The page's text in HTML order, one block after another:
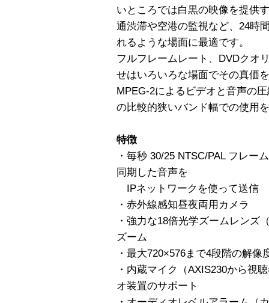
いところでは白黒の映像を提供
通渋滞や空港の監視など、24時
れるような場面に最適です。
フルフレームレート、DVDクオ
せはいろいろな場面でその真価
MPEG-2によるビデオと音声の
の比較的狭いバンド幅での使用
特徴
・毎秒 30/25 NTSC/PAL フレー
同期した音声を
IPネットワークを使って送信
・赤外線感知昼夜両用カメラ
・強力な18倍光学ズームレンズ
ズーム
・最大720×576まで4段階の解像
・内蔵マイク（AXIS230から視
オ装置のサポート